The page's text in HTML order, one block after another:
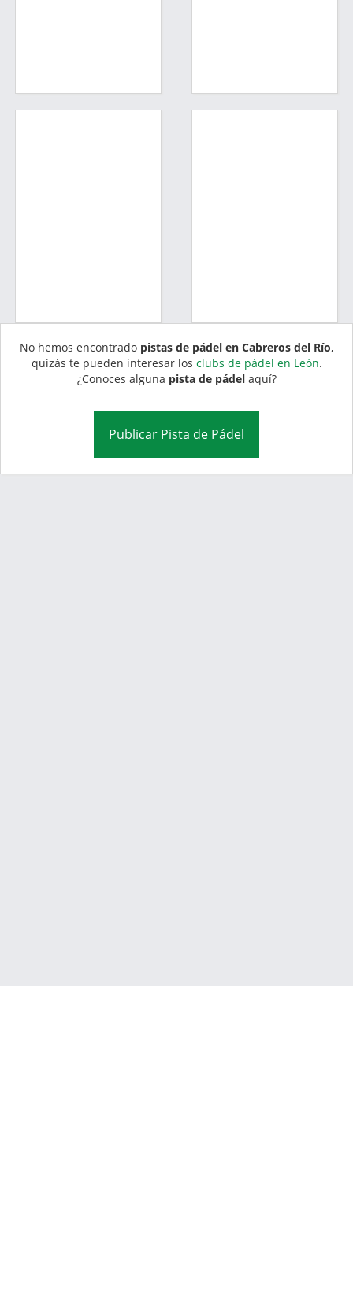
No hemos encontrado pistas de pádel en Cabreros del Río,
quizás te pueden interesar los clubs de pádel en León.
¿Conoces alguna pista de pádelaquí?
Publicar Pista de Pádel